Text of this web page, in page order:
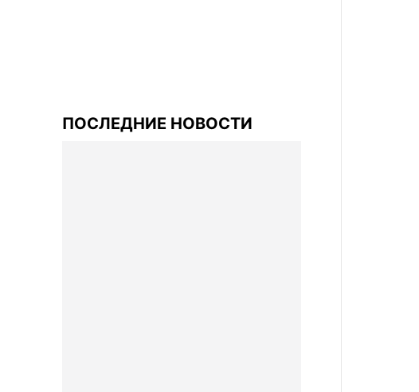
ПОСЛЕДНИЕ НОВОСТИ